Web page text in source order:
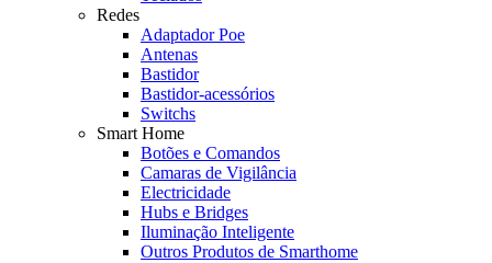
Redes
Adaptador Poe
Antenas
Bastidor
Bastidor-acessórios
Switchs
Smart Home
Botões e Comandos
Camaras de Vigilância
Electricidade
Hubs e Bridges
Iluminação Inteligente
Outros Produtos de Smarthome